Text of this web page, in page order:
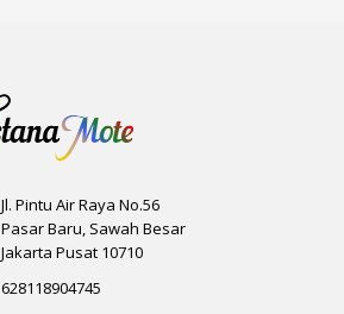
Jl. Pintu Air Raya No.56
Pasar Baru, Sawah Besar
Jakarta Pusat 10710
628118904745